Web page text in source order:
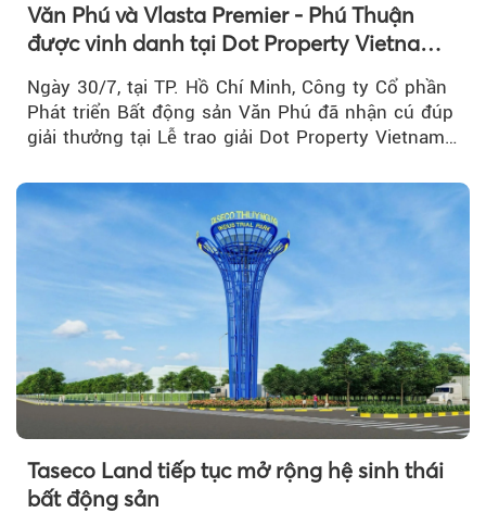
Văn Phú và Vlasta Premier - Phú Thuận
được vinh danh tại Dot Property Vietnam
Real Estate Awards 2026
Ngày 30/7, tại TP. Hồ Chí Minh, Công ty Cổ phần
Phát triển Bất động sản Văn Phú đã nhận cú đúp
giải thưởng tại Lễ trao giải Dot Property Vietnam
Taseco Land tiếp tục mở rộng hệ sinh thái
bất động sản